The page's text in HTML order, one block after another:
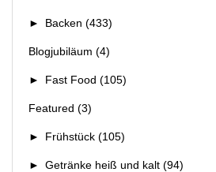
► Backen (433)
Blogjubiläum (4)
► Fast Food (105)
Featured (3)
► Frühstück (105)
► Getränke heiß und kalt (94)